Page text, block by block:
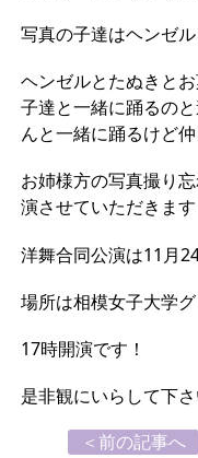
写真の子達はヘンゼ
ヘンゼルとたぬきと
子達と一緒に踊るの
んと一緒に踊るけど
お姉様方の写真撮り
演させていただきます
洋舞合同公演は11月
場所は相模女子大学
17時開演です！
是非観にいらして下さ
＜前の記事へ